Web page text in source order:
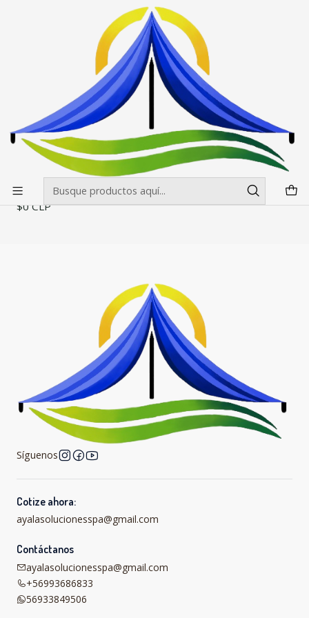
Envíos gratis desde $500.000 en Santiago
Cubiertas para Toldos
Cubierta para Toldos 2x3 Estandar
Cubierta para Toldos 2x3 Estandar
Filtros
Cubierta para Toldos 2x3 Estandar
$0 CLP
Síguenos
Cotize ahora:
ayalasolucionesspa@gmail.com
Contáctanos
ayalasolucionesspa@gmail.com
+56993686833
56933849506